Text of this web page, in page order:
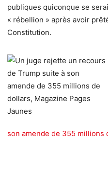
publiques quiconque se
« rébellion » après avoir
Constitution.
son amende de 355 millions